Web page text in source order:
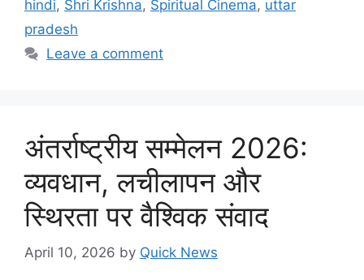
hindi, Shri Krishna, Spiritual Cinema, uttar
pradesh
Leave a comment
अंतर्राष्ट्रीय सम्मेलन 2026:
व्यवधान, लचीलापन और
स्थिरता पर वैश्विक संवाद
April 10, 2026 by Quick News